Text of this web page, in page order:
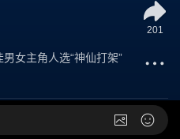
女主角人选“神仙打架”
201